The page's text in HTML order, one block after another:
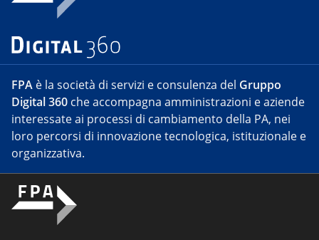
FPA è la società di servizi e consulenza del Gruppo
Digital 360 che accompagna amministrazioni e aziende
interessate ai processi di cambiamento della PA, nei
loro percorsi di innovazione tecnologica, istituzionale e
organizzativa.